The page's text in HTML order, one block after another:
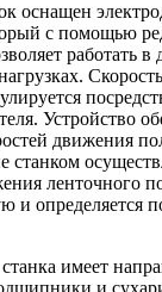
оснащен
с помощью
работать в
Устройство
движения
ленточного
и определяется
имеет